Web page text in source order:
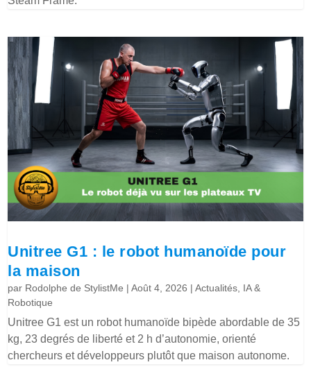
Unitree G1 : le robot humanoïde pour
la maison
par Rodolphe de StylistMe |Août 4, 2026 |Actualités IA &
Robotique
Unitree G1 est un robot humanoïde bipède abordable de 35
kg, 23 degrés de liberté et 2 h d’autonomie, orienté
chercheurs et développeurs plutôt que maison autonome.